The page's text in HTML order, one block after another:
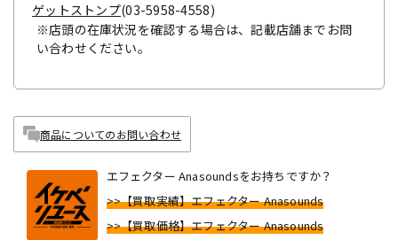
ゲットストンプ(03-5958-4558)
※店頭の在庫状況を確認する場合は、記載店舗までお問
い合わせください。
商品についてのお問い合わせ
エフェクター Anasoundsをお持ちですか？
>>【買取実績】エフェクター Anasounds
>>【買取価格】エフェクター Anasounds